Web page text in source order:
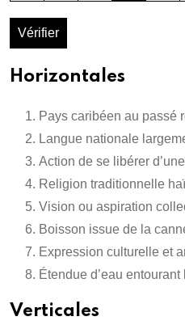
Vérifier
Horizontales
Pays caribéen au passé
Langue nationale
Action de se libérer
Religion traditionnelle
Vision ou aspiration
Boisson issue de la
Expression culturelle et
Étendue d’eau entourant
Verticales